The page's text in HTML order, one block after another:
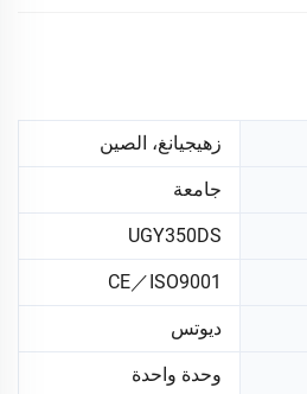
زهيجيانغ، الصين
جامعة
UGY350DS
CE／ISO9001
ديوتس
وحدة واحدة